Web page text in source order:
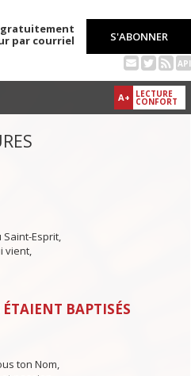
gratuitement
par courriel
S'ABONNER
API
A+ LECTURE
CONFORT
Esprit,
vient,
BAPTISÉS
ton Nom,